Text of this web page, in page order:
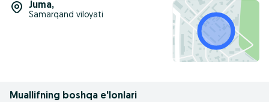
Juma,
Samarqand viloyati
Muallifning boshqa e'lonlari